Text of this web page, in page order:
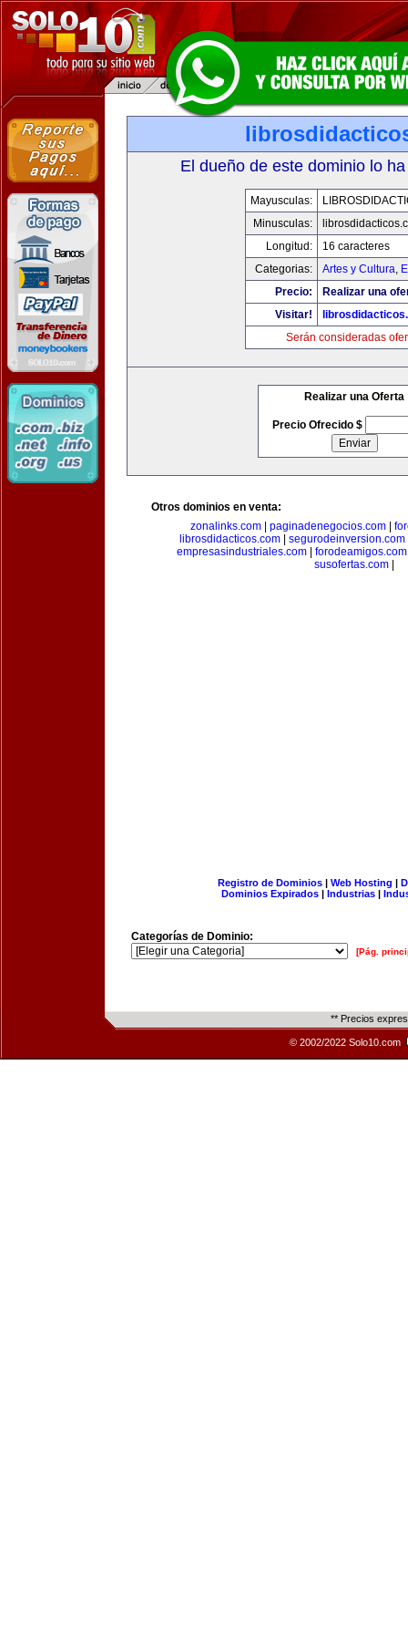
El dueño de este dominio lo
Mayusculas:
Minusculas:
Longitud:
16 caracteres
Categorias:
Artes y Cultura,
Precio:
Realizar una
Visitar!
Serán consideradas
Realizar una Oferta
Precio Ofrecido $
Otros dominios en venta:
zonalinks.com| paginadenegocios.com|
librosdidacticos.com| segurodeinversion.com
empresasindustriales.com| forodeamigos.com
susofertas.com
Registro de Dominios| Web Hosting |
Dominios Expirados | Industrias |
Categorías de Dominio:
[Pág.
** Precios
© 2002/2022 Solo10.com